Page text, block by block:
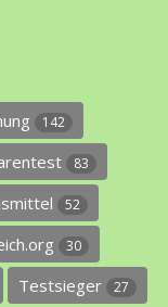
142
83
52
30
Testsieger 27